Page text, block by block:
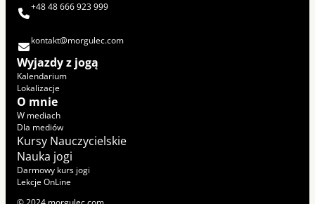
+48 48 666 923 999
kontakt@morgulec.com
Wyjazdy z jogą
Kalendarium
Lokalizacje
O mnie
W mediach
Dla mediów
Kursy Nauczycielskie
Nauka jogi
Darmowy kurs jogi
Lekcje OnLine